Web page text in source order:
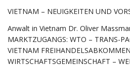
VIETNAM – NEUIGKEITEN UND
Anwalt in Vietnam Dr. Oliver
MARKTZUGANGS: WTO – TRANS-
VIETNAM
WIRTSCHAFTSGEMEINSCHAFT –